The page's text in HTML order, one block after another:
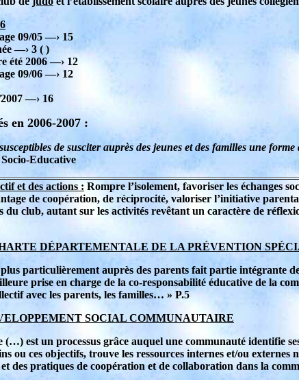
09/05 —› 15
—› 3 ( )
été 2006 —› 12
09/06 —› 12
—› 16
en 2006-2007 :
de susciter auprès des jeunes et des familles une
Educative
et des actions : Rompre l’isolement, favoriser les échanges
de coopération, de réciprocité, valoriser l’initiative
du club, autant sur les activités revêtant un caractère de
DÉPARTEMENTALE DE LA PRÉVENTION
particulièrement auprès des parents fait partie intégrante
prise en charge de la co-responsabilité éducative de la
avec les parents, les familles… » P.5
SOCIAL COMMUNAUTAIRE
est un processus grâce auquel une communauté identifie
ou ces objectifs, trouve les ressources internes et/ou
des pratiques de coopération et de collaboration dans la